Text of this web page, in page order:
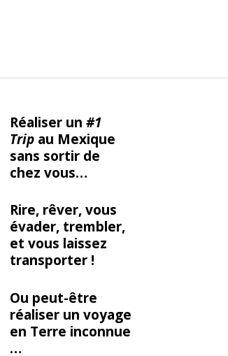
Réaliser un#1
Trip au Mexique
sans sortir de
chez vous…
Rire, rêver, vous
évader, trembler,
et vous laissez
transporter !
Ou peut-être
réaliser un voyage
en Terre inconnue
…